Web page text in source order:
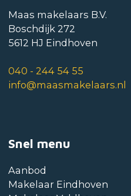
Maas makelaars B.V.
Boschdijk 272
5612 HJ Eindhoven
040 - 244 54 55
info@maasmakelaars.nl
Snel menu
Aanbod
Makelaar Eindhoven